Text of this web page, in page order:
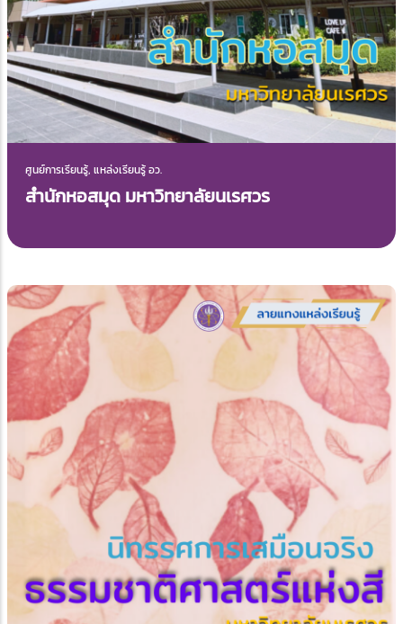
ศูนย์การเรียนรู้, แหล่งเรียนรู้ อว.
สำนักหอสมุด มหาวิทยาลัยนเรศวร